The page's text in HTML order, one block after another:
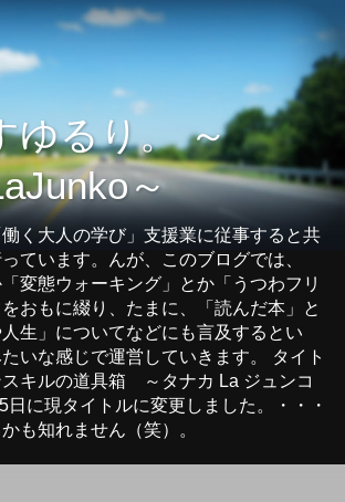
ゆるり。 ～
～
く大人の学び」支援業に従事すると共
ています。んが、このブログでは、
「変態ウォーキング」とか「うつわフリ
おもに綴り、たまに、「読んだ本」と
生」についてなどにも言及するとい
いな感じで運営していきます。 タイト
スキルの道具箱 ～タナカ La ジュンコ
日に現タイトルに変更しました。・・・
も知れません（笑）。